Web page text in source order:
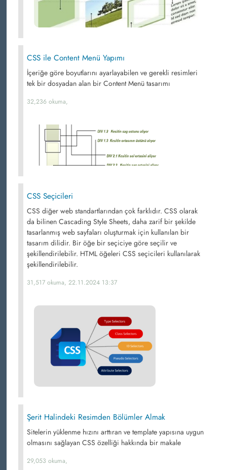
CSS ile Content Menü Yapımı
İçeriğe göre boyutlarını ayarlayabilen ve gerekli resimleri
tek bir dosyadan alan bir Content Menü tasarımı
32,236 okuma,
CSS Seçicileri
CSS diğer web standartlarından çok farklıdır. CSS olarak
da bilinen Cascading Style Sheets, daha zarif bir şekilde
tasarlanmış web sayfaları oluşturmak için kullanılan bir
tasarım dilidir. Bir öğe bir seçiciye göre seçilir ve
şekillendirilebilir. HTML öğeleri CSS seçicileri kullanılarak
şekillendirilebilir.
31,517 okuma, 22.11.2024 13:37
Şerit Halindeki Resimden Bölümler Almak
Sitelerin yüklenme hızını arttıran ve template yapısına uygun
olmasını sağlayan CSS özelliği hakkında bir makale
29,053 okuma,